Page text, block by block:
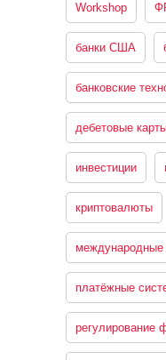
Workshop
банки США
банковские
дебетовые
инвестиции
криптовалюты
международные
платёжные
регулирование